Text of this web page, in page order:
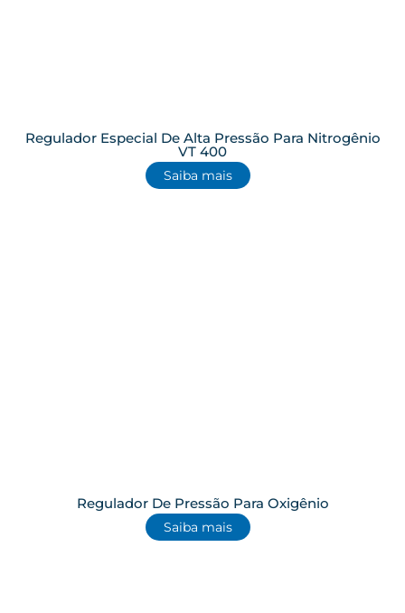
Regulador Especial De Alta Pressão Para Nitrogênio
VT 400
Saiba mais
Regulador De Pressão Para Oxigênio
Saiba mais